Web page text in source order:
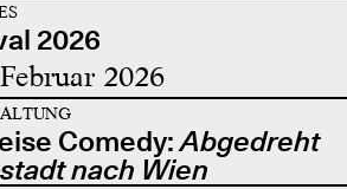
2026
Februar 2026
Comedy:Abgedreht
nach Wien